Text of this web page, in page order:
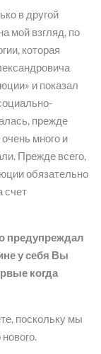
в другой
мой взгляд, по
которая
и показал
прежде
много и
Прежде всего,
обязательно
счет
предупреждал
у себя Вы
когда
поскольку мы